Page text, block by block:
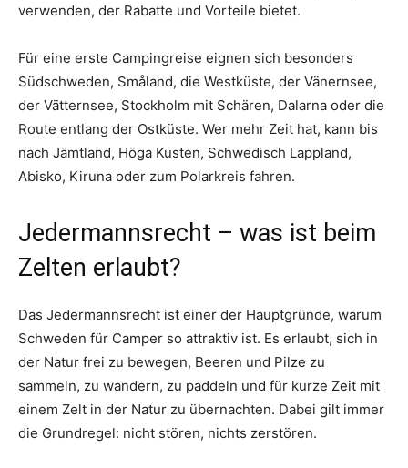
verwenden, der Rabatte und Vorteile bietet.
Für eine erste Campingreise eignen sich besonders
Südschweden, Småland, die Westküste, der Vänernsee,
der Vätternsee, Stockholm mit Schären, Dalarna oder die
Route entlang der Ostküste. Wer mehr Zeit hat, kann bis
nach Jämtland, Höga Kusten, Schwedisch Lappland,
Abisko, Kiruna oder zum Polarkreis fahren.
Jedermannsrecht – was ist beim
Zelten erlaubt?
Das Jedermannsrecht ist einer der Hauptgründe, warum
Schweden für Camper so attraktiv ist. Es erlaubt, sich in
der Natur frei zu bewegen, Beeren und Pilze zu
sammeln, zu wandern, zu paddeln und für kurze Zeit mit
einem Zelt in der Natur zu übernachten. Dabei gilt immer
die Grundregel: nicht stören, nichts zerstören.